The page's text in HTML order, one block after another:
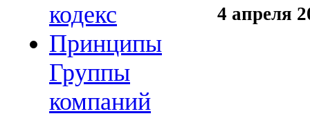
кодекс
Принципы
Группы
компаний
4 апреля